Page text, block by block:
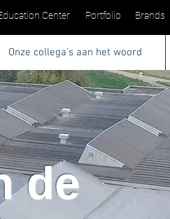
Center Portfolio Brands
Onze collega's aan het woord
de